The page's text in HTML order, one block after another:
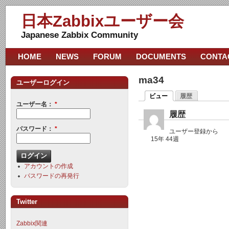
日本Zabbixユーザー会
Japanese Zabbix Community
ma34
ビュー 履歴
履歴
ユーザー登録から
15年 44週
HOME NEWS FORUM DOCUMENTS
ユーザーログイン
ユーザー名： *
パスワード： *
アカウントの作成
パスワードの再発行
Twitter
Zabbix関連